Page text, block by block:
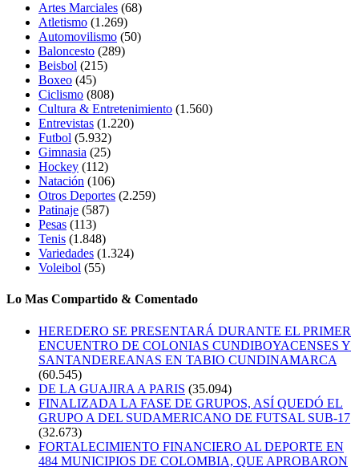
Artes Marciales (68)
Atletismo (1.269)
Automovilismo (50)
Baloncesto (289)
Beisbol (215)
Boxeo (45)
Ciclismo (808)
Cultura & Entretenimiento (1.560)
Entrevistas (1.220)
Futbol (5.932)
Gimnasia (25)
Hockey (112)
Natación (106)
Otros Deportes (2.259)
Patinaje (587)
Pesas (113)
Tenis (1.848)
Variedades (1.324)
Voleibol (55)
Lo Mas Compartido & Comentado
HEREDERO SE PRESENTARÁ DURANTE EL PRIMER
ENCUENTRO DE COLONIAS CUNDIBOYACENSES Y
SANTANDEREANAS EN TABIO CUNDINAMARCA
(60.545)
DE LA GUAJIRA A PARIS (35.094)
FINALIZADA LA FASE DE GRUPOS, ASÍ QUEDÓ EL
GRUPO A DEL SUDAMERICANO DE FUTSAL SUB-17
(32.673)
FORTALECIMIENTO FINANCIERO AL DEPORTE EN
484 MUNICIPIOS DE COLOMBIA, QUE APROBARON